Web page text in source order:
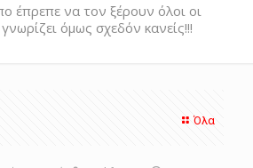
έπρεπε να τον ξέρουν όλοι οι
όμως σχεδόν κανείς!!!
Όλα